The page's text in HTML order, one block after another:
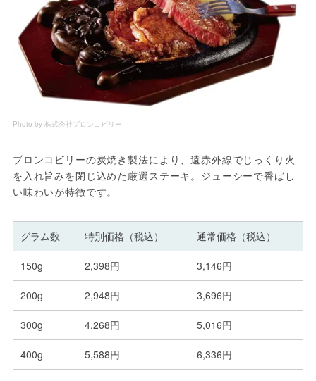
Photo by 株式会社ブロンコビリー
ブロンコビリーの炭焼き製法により、遠赤外線でじっくり火
を入れ旨みを閉じ込めた厳選ステーキ。ジューシーで香ばし
い味わいが特徴です。
グラム数 特別価格（税込） 通常価格（税込）
150g 2,398円 3,146円
200g 2,948円 3,696円
300g 4,268円 5,016円
400g 5,588円 6,336円